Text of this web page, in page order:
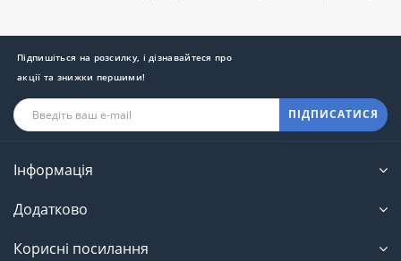
Підпишіться на розсилку, і дізнавайтеся про
акції та знижки першими!
ПІДПИСАТИСЯ
Інформація
Додатково
Корисні посилання